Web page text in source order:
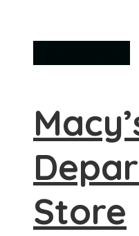
Store